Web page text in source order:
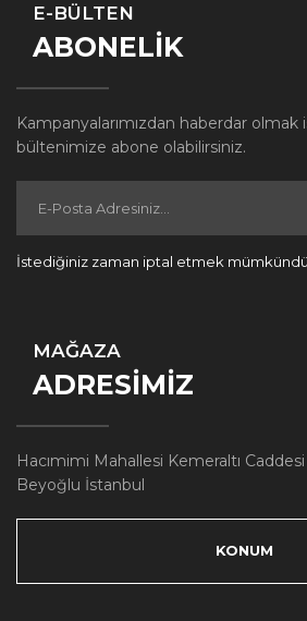
E-BÜLTEN
ABONELİK
Kampanyalarımızdan haberdar olmak
bültenimize abone olabilirsiniz.
İstediğiniz zaman iptal etmek
MAĞAZA
ADRESİMİZ
Hacımimi Mahallesi Kemeraltı
Beyoğlu İstanbul
KONUM